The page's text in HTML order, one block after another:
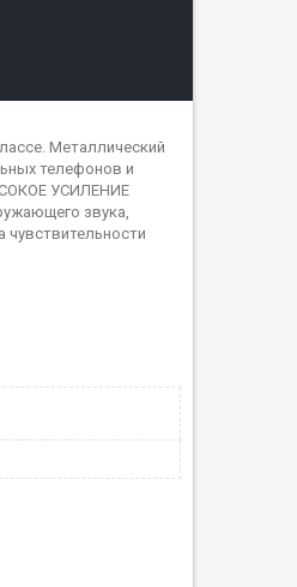
Металлический
телефонов и
УСИЛЕНИЕ
звука,